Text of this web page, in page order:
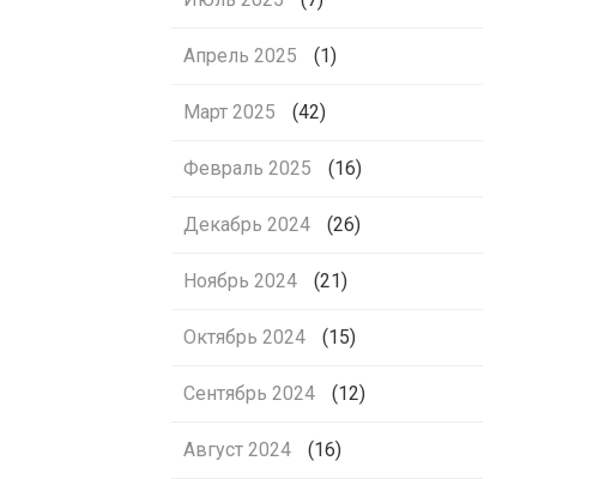
Апрель 2025 (1)
Март 2025 (42)
Февраль 2025 (16)
Декабрь 2024 (26)
Ноябрь 2024 (21)
Октябрь 2024 (15)
Сентябрь 2024 (12)
Август 2024 (16)